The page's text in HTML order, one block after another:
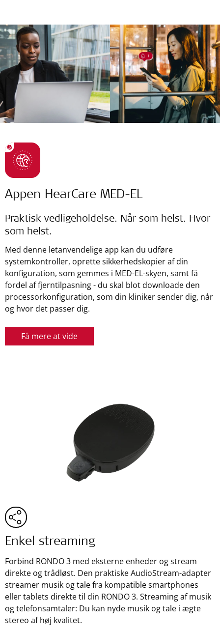
Appen HearCare MED-EL
Praktisk vedligeholdelse. Når som helst. Hvor
som helst.
Med denne letanvendelige app kan du udføre
systemkontroller, oprette sikkerhedskopier af din
konfiguration, som gemmes i MED-EL-skyen, samt få
fordel af fjerntilpasning - du skal blot downloade den
processorkonfiguration, som din kliniker sender dig, når
og hvor det passer dig.
Få mere at vide
Enkel streaming
Forbind RONDO 3 med eksterne enheder og stream
direkte og trådløst. Den praktiske AudioStream-adapter
streamer musik og tale fra kompatible smartphones
eller tablets direkte til din RONDO 3. Streaming af musik
og telefonsamtaler: Du kan nyde musik og tale i ægte
stereo af høj kvalitet.